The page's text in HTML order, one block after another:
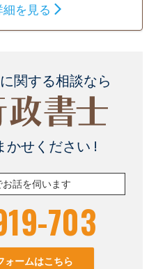
割
初回相談無料
を見る
に関する相談なら
かせください !
お話を伺います
703
ォームはこちら